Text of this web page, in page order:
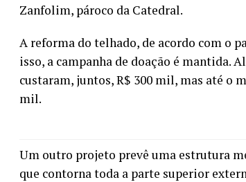
Zanfolim, pároco da Catedral.
A reforma do telhado, de acordo com o
isso, a campanha de doação é mantida.
custaram, juntos, R$ 300 mil, mas até o
mil.
Um outro projeto prevê uma estrutura
que contorna toda a parte superior